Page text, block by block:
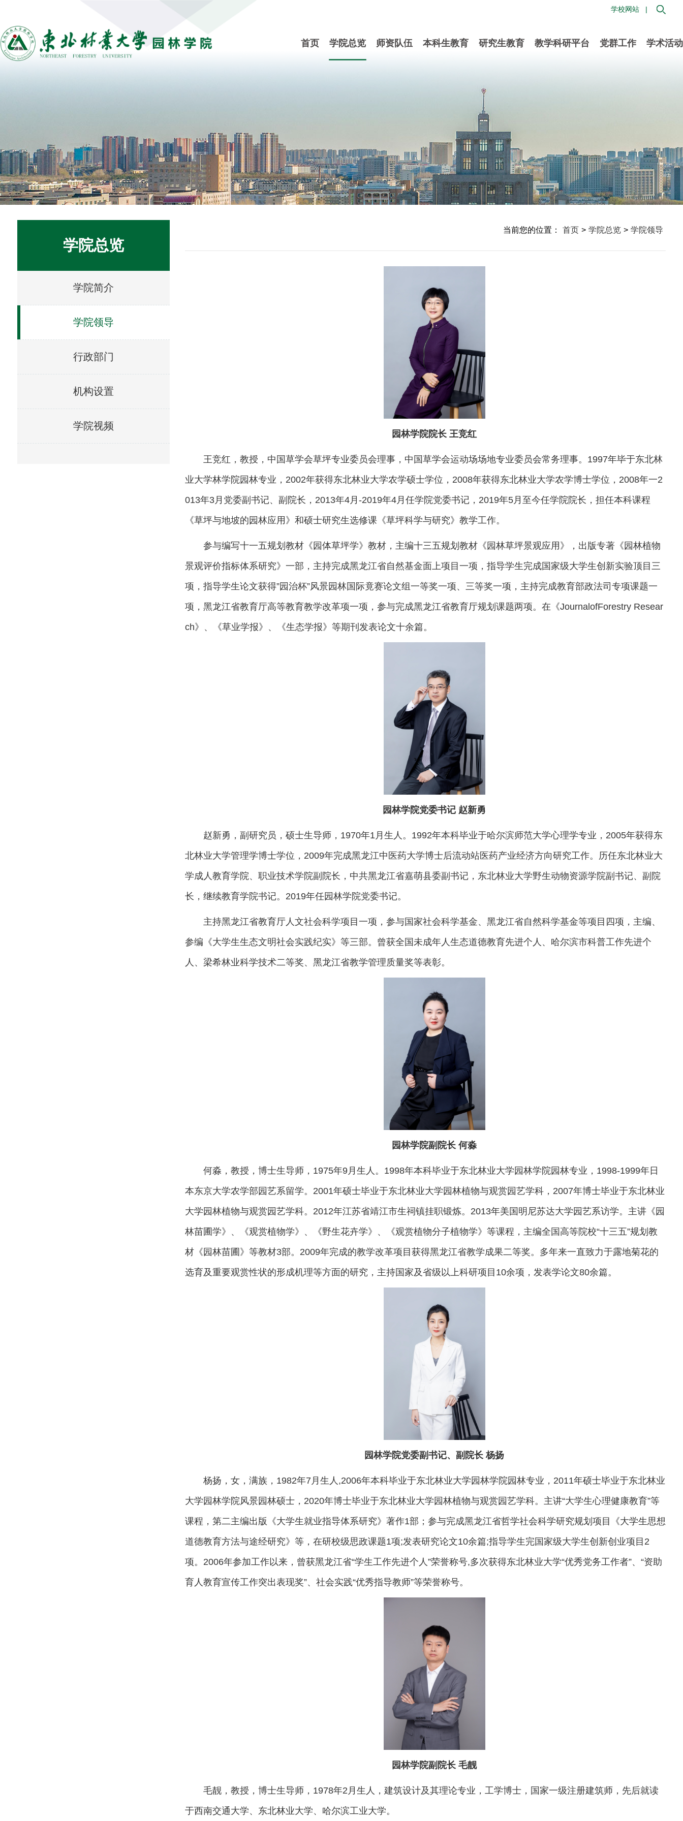
学校网站 |
首页 学院总览 师资队伍 本科生教育 研究生教育 教学科研平台 党群工作 学术活动
学院总览
学院简介
学院领导
行政部门
机构设置
学院视频
当前您的位置： 首页 > 学院总览 > 学院领导
园林学院院长 王竞红
王竞红，教授，中国草学会草坪专业委员会理事，中国草学会运动场场地专业委员会常务理事。1997年毕于东北林
业大学林学院园林专业，2002年获得东北林业大学农学硕士学位，2008年获得东北林业大学农学博士学位，2008年一2
013年3月党委副书记、副院长，2013年4月-2019年4月任学院党委书记，2019年5月至今任学院院长，担任本科课程
《草坪与地坡的园林应用》和硕士研究生选修课《草坪科学与研究》教学工作。
参与编写十一五规划教材《园体草坪学》教材，主编十三五规划教材《园林草坪景观应用》，出版专著《园林植物
景观评价指标体系研究》一部，主持完成黑龙江省自然基金面上项目一项，指导学生完成国家级大学生创新实验顶目三
项，指导学生论文获得”园治杯”风景园林国际竟赛论文组一等奖一项、三等奖一项，主持完成教育部政法司专项课题一
项，黑龙江省教育厅高等教育教学改革项一项，参与完成黑龙江省教育厅规划课题两项。在《JournalofForestry Resear
ch》、《草业学报》、《生态学报》等期刊发表论文十余篇。
园林学院党委书记 赵新勇
赵新勇，副研究员，硕士生导师，1970年1月生人。1992年本科毕业于哈尔滨师范大学心理学专业，2005年获得东
北林业大学管理学博士学位，2009年完成黑龙江中医药大学博士后流动站医药产业经济方向研究工作。历任东北林业大
学成人教育学院、职业技术学院副院长，中共黑龙江省嘉萌县委副书记，东北林业大学野生动物资源学院副书记、副院
长，继续教育学院书记。2019年任园林学院党委书记。
主持黑龙江省教育厅人文社会科学项目一项，参与国家社会科学基金、黑龙江省自然科学基金等项目四项，主编、
参编《大学生生态文明社会实践纪实》等三部。曾获全国未成年人生态道德教育先进个人、哈尔滨市科普工作先进个
人、梁希林业科学技术二等奖、黑龙江省教学管理质量奖等表彰。
园林学院副院长 何淼
何淼，教授，博士生导师，1975年9月生人。1998年本科毕业于东北林业大学园林学院园林专业，1998-1999年日
本东京大学农学部园艺系留学。2001年硕士毕业于东北林业大学园林植物与观赏园艺学科，2007年博士毕业于东北林业
大学园林植物与观赏园艺学科。2012年江苏省靖江市生祠镇挂职锻炼。2013年美国明尼苏达大学园艺系访学。主讲《园
林苗圃学》、《观赏植物学》、《野生花卉学》、《观赏植物分子植物学》等课程，主编全国高等院校“十三五”规划教
材《园林苗圃》等教材3部。2009年完成的教学改革项目获得黑龙江省教学成果二等奖。多年来一直致力于露地菊花的
选育及重要观赏性状的形成机理等方面的研究，主持国家及省级以上科研项目10余项，发表学论文80余篇。
园林学院党委副书记、副院长 杨扬
杨扬，女，满族，1982年7月生人,2006年本科毕业于东北林业大学园林学院园林专业，2011年硕士毕业于东北林业
大学园林学院风景园林硕士，2020年博士毕业于东北林业大学园林植物与观赏园艺学科。主讲“大学生心理健康教育”等
课程，第二主编出版《大学生就业指导体系研究》著作1部；参与完成黑龙江省哲学社会科学研究规划项目《大学生思想
道德教育方法与途经研究》等，在研校级思政课题1项;发表研究论文10余篇;指导学生完国家级大学生创新创业项目2
项。2006年参加工作以来，曾获黑龙江省“学生工作先进个人”荣誉称号,多次获得东北林业大学“优秀党务工作者”、“资助
育人教育宣传工作突出表现奖”、社会实践“优秀指导教师”等荣誉称号。
园林学院副院长 毛靓
毛靓，教授，博士生导师，1978年2月生人，建筑设计及其理论专业，工学博士，国家一级注册建筑师，先后就读
于西南交通大学、东北林业大学、哈尔滨工业大学。